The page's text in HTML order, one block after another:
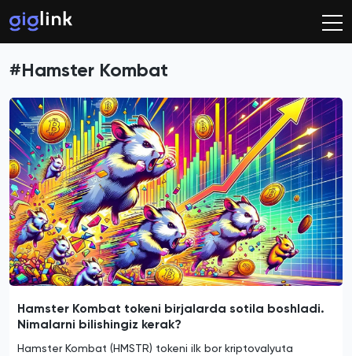
#Hamster Kombat
Hamster Kombat tokeni birjalarda sotila boshladi.
Nimalarni bilishingiz kerak?
Hamster Kombat (HMSTR) tokeni ilk bor kriptovalyuta